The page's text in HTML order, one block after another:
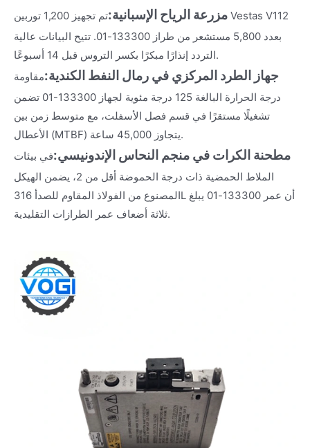
مزرعة الرياح الإسبانية:
تم تجهيز 1,200 توربين Vestas V112
بعدد 5,800 مستشعر من طراز 133300-01. تتيح البيانات عالية
التردد إنذارًا مبكرًا بكسر التروس قبل 14 أسبوعًا.
جهاز الطرد المركزي في رمال النفط الكندية:مقاومة
درجة الحرارة البالغة 125 درجة مئوية لجهاز 133300-01 تضمن
تشغيلًا مستقرًا في قسم فصل الأسفلت، مع متوسط زمن بين
الأعطال (MTBF) يتجاوز 45,000 ساعة.
مطحنة الكرات في منجم النحاس الإندونيسي:في بيئات
الملاط الحمضية ذات درجة الحموضة أقل من 2، يضمن الهيكل
المصنوع من الفولاذ المقاوم للصدأ 316L أن عمر 133300-01 يبلغ
ثلاثة أضعاف عمر الطرازات التقليدية.